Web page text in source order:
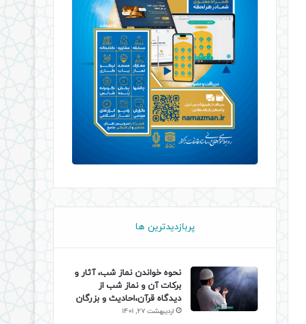
پربازدیدترین ها
نحوه خواندن نماز شب، آثار و
برکات آن و نماز شب از
دیدگاه قرآن،احادیث و بزرگان
اردیبهشت 27, 1401